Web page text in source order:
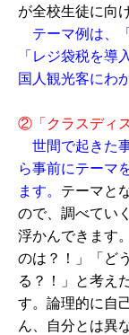
が全校生徒に向
テーマ例は、
「レジ袋税を導
国人観光客にわ
②「クラスディ
世間で起きた
ら事前にテーマ
ます。 テーマと
ので、調べてい
浮かんできます
のは？！」「ど
る？！」と考え
す。論理的に自
ん、自分とは異